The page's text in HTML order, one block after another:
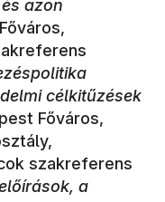
azon
célkitűzések
Főváros,
szakreferens
a